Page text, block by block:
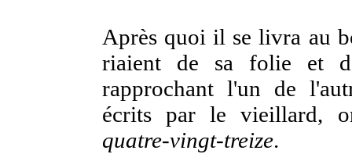
Après quoi il se livra au
riaient de sa folie et
rapprochant l'un de
écrits par le vieillard,
quatre-vingt-treize.